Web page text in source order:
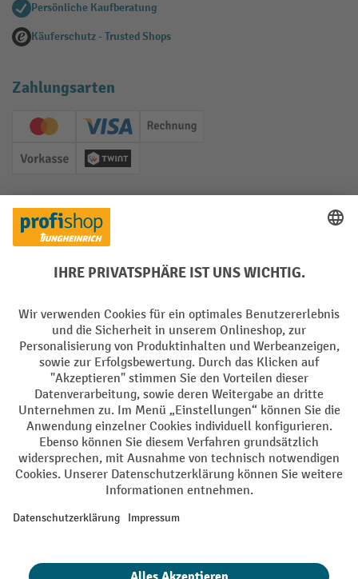
Persönliche Kaufberatung
Käuferschutz - Trusted Shops
Zahlungsarten
Creditcard (Master)Creditcard (Visa)
Rechnung
Vorkasse Twint
Soziale Netzwerke
Facebook
YouTube
LinkedInInstagram
Sprachen
DE FR
AGB Impressum Datenschutz Privacy Settings
Alle Preise exkl. gesetzl. Mehrwertsteuer zzgl.Versandkostenund ggf.
Nachnahmegebühren, wenn nicht anders angegeben.
¹ Der Rabatt gilt so lange der Vorrat reicht. Der Rabatt gilt nicht auf
oder Gutscheinen ist nicht möglich. | ² Der Rabatt wird einmalig bei
eingelöst werden. Die Höhe des Rabatts variiert je nach